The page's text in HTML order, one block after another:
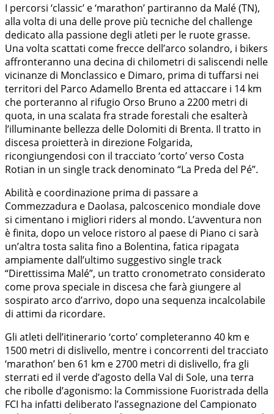
I percorsi ‘classic’ e ‘marathon’ partiranno da Malé (TN),
alla volta di una delle prove più tecniche del challenge
dedicato alla passione degli atleti per le ruote grasse.
Una volta scattati come frecce dell’arco solandro, i bikers
affronteranno una decina di chilometri di saliscendi nelle
vicinanze di Monclassico e Dimaro, prima di tuffarsi nei
territori del Parco Adamello Brenta ed attaccare i 14 km
che porteranno al rifugio Orso Bruno a 2200 metri di
quota, in una scalata fra strade forestali che esalterà
l’illuminante bellezza delle Dolomiti di Brenta. Il tratto in
discesa proietterà in direzione Folgarida,
ricongiungendosi con il tracciato ‘corto’ verso Costa
Rotian in un single track denominato “La Preda del Pé”.
Abilità e coordinazione prima di passare a
Commezzadura e Daolasa, palcoscenico mondiale dove
si cimentano i migliori riders al mondo. L’avventura non
è finita, dopo un veloce ristoro al paese di Piano ci sarà
un’altra tosta salita fino a Bolentina, fatica ripagata
ampiamente dall’ultimo suggestivo single track
“Direttissima Malé”, un tratto cronometrato considerato
come prova speciale in discesa che farà giungere al
sospirato arco d’arrivo, dopo una sequenza incalcolabile
di attimi da ricordare.
Gli atleti dell’itinerario ‘corto’ completeranno 40 km e
1500 metri di dislivello, mentre i concorrenti del tracciato
‘marathon’ ben 61 km e 2700 metri di dislivello, fra gli
sterrati ed il verde d’agosto della Val di Sole, una terra
che ribolle d’agonismo: la Commissione Fuoristrada della
FCI ha infatti deliberato l’assegnazione del Campionato